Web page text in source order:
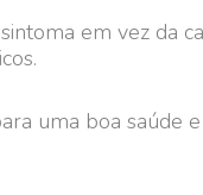
em vez da
uma boa saúde